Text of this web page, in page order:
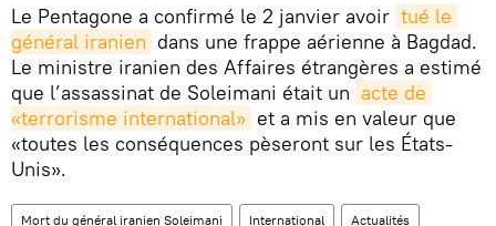
Le Pentagone a confirmé le 2 janvier avoir tué le
général iranien dans une frappe aérienne à Bagdad.
Le ministre iranien des Affaires étrangères a estimé
que l’assassinat de Soleimani était un acte de
«terrorisme international» et a mis en valeur que
«toutes les conséquences pèseront sur les États-
Unis».
Mort du général iranien Soleimani International Actualités